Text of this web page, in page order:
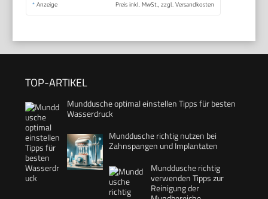
* Anzeige Preis inkl. MwSt., zzgl. Versandkosten
TOP-ARTIKEL
Munddusche optimal einstellen Tipps für besten
Wasserdruck
Munddusche richtig nutzen bei
Zahnspangen und Implantaten
Munddusche richtig
verwenden Tipps zur
Reinigung der